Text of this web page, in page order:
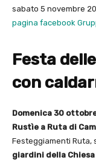
sabato 5 novembre
pagina facebook
Festa
con
Domenica 30
Rustìe a Ruta di
Festeggiamenti Ruta,
giardini della